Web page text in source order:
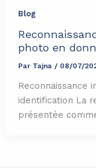
Blog
photo en
Par Tajna / 08/07/
Reconnaissance
identification La
présentée